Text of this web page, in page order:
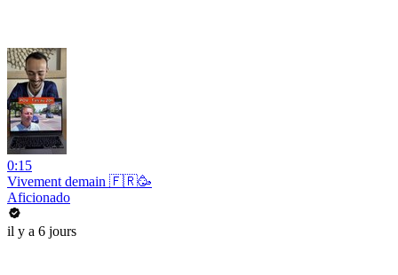
0:15
Vivement demain 🇫🇷🥳
Aficionado
il y a 6 jours